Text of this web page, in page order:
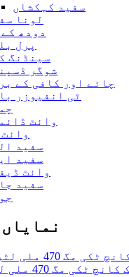
سفید کہکشاں
لونا
دودھ
پرل
سینڈنگ
شوگر
چائے اور کافی کے
ٹی انفیوزر
وائٹ
وائٹ
سفید
سفید
وائٹ
سفید
ٹکی مگ 470 ملی لٹر